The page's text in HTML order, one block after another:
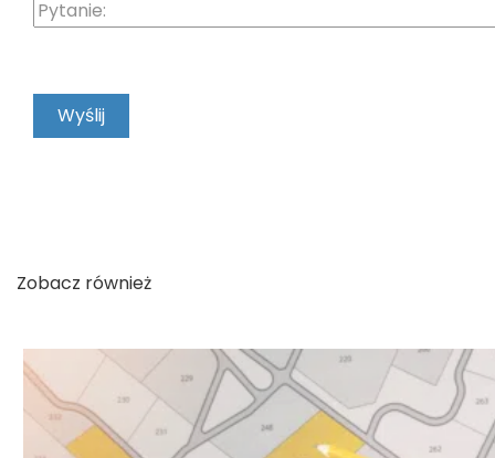
warunkach zabudowy lub zażąda innych
między innymi w przypadku uchwalenia przez
Planu Zagospodarowania Przestrzennego.
wydawane tylko na okres 5 lat.
Zobacz również